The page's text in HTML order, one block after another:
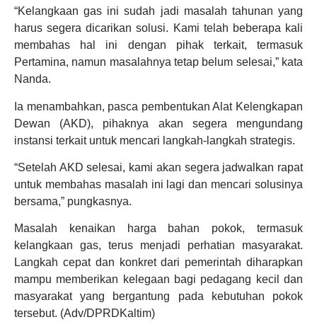
“Kelangkaan gas ini sudah jadi masalah tahunan yang
harus segera dicarikan solusi. Kami telah beberapa kali
membahas hal ini dengan pihak terkait, termasuk
Pertamina, namun masalahnya tetap belum selesai,” kata
Nanda.
Ia menambahkan, pasca pembentukan Alat Kelengkapan
Dewan (AKD), pihaknya akan segera mengundang
instansi terkait untuk mencari langkah-langkah strategis.
“Setelah AKD selesai, kami akan segera jadwalkan rapat
untuk membahas masalah ini lagi dan mencari solusinya
bersama,” pungkasnya.
Masalah kenaikan harga bahan pokok, termasuk
kelangkaan gas, terus menjadi perhatian masyarakat.
Langkah cepat dan konkret dari pemerintah diharapkan
mampu memberikan kelegaan bagi pedagang kecil dan
masyarakat yang bergantung pada kebutuhan pokok
tersebut. (Adv/DPRDKaltim)